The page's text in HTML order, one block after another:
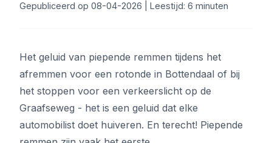
Gepubliceerd op 08-04-2026 | Leestijd: 6 minuten
Het geluid van piepende remmen tijdens het
afremmen voor een rotonde in Bottendaal of bij
het stoppen voor een verkeerslicht op de
Graafseweg - het is een geluid dat elke
automobilist doet huiveren. En terecht! Piepende